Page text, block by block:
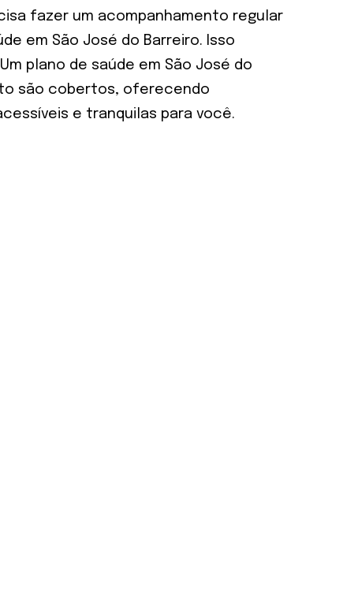
fazer um acompanhamento regular
em São José do Barreiro. Isso
plano de saúde em São José do
são cobertos, oferecendo
e tranquilas para você.